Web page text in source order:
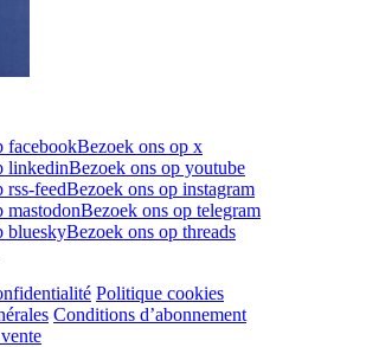
facebookBezoek ons op x
linkedinBezoek ons op youtube
rss-feedBezoek ons op instagram
mastodonBezoek ons op telegram
blueskyBezoek ons op threads
Politique cookies
Conditions d’abonnement